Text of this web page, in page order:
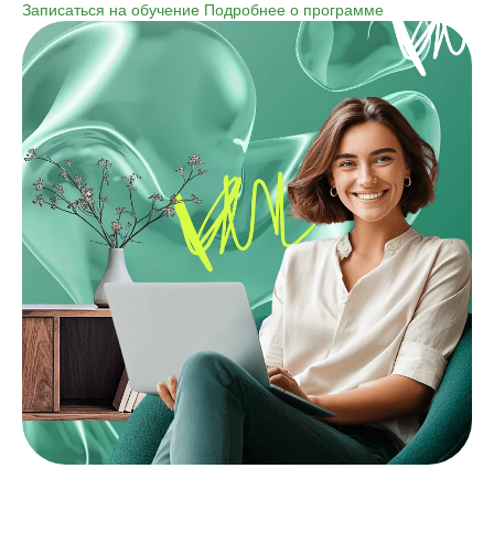
Записаться на обучение Подробнее о программе